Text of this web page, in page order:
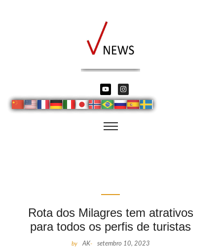
Rota dos Milagres tem atrativos
para todos os perfis de turistas
by AK- setembro 10, 2023